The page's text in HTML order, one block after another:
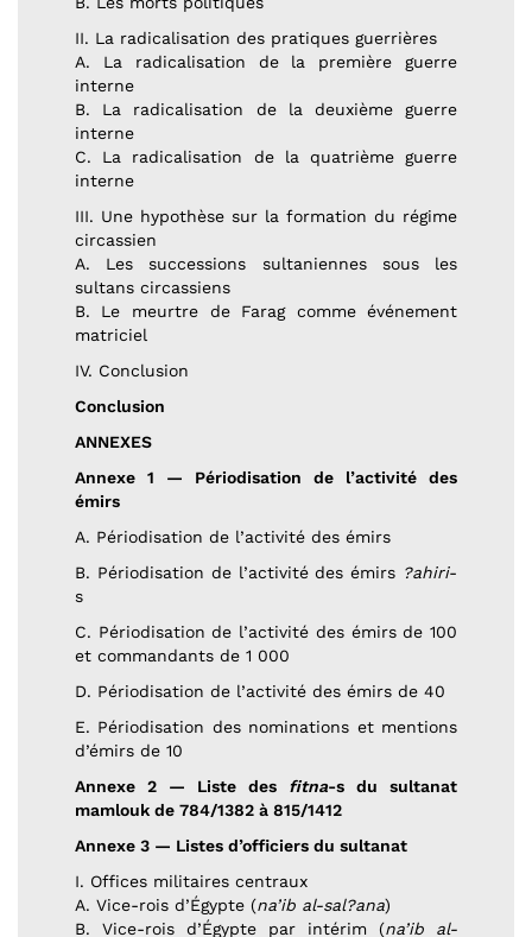
II. La radicalisation des pratiques guerrières
A. La radicalisation de la première guerre
interne
B. La radicalisation de la deuxième guerre
interne
C. La radicalisation de la quatrième guerre
interne
III. Une hypothèse sur la formation du régime
circassien
A. Les successions sultaniennes sous les
sultans circassiens
B. Le meurtre de Farag comme événement
matriciel
IV. Conclusion
Conclusion
ANNEXES
Annexe 1 — Périodisation de l’activité des
émirs
A. Périodisation de l’activité des émirs
B. Périodisation de l’activité des émirs ?ahiri-
s
C. Périodisation de l’activité des émirs de 100
et commandants de 1 000
D. Périodisation de l’activité des émirs de 40
E. Périodisation des nominations et mentions
d’émirs de 10
Annexe 2 — Liste des fitna-s du sultanat
mamlouk de 784/1382 à 815/1412
Annexe 3 — Listes d’officiers du sultanat
I. Offices militaires centraux
A. Vice-rois d’Égypte (na’ib al-sal?ana)
B. Vice-rois d’Égypte par intérim (na’ib al-